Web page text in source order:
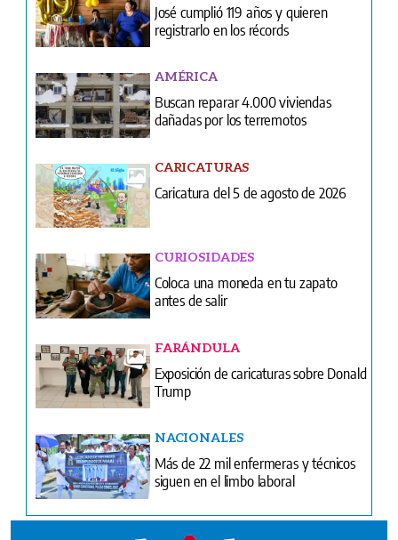
José cumplió 119 años y quieren
registrarlo en los récords
AMÉRICA
Buscan reparar 4.000 viviendas
dañadas por los terremotos
CARICATURAS
Caricatura del 5 de agosto de 2026
CURIOSIDADES
Coloca una moneda en tu zapato
antes de salir
FARÁNDULA
Exposición de caricaturas sobre Donald
Trump
NACIONALES
Más de 22 mil enfermeras y técnicos
siguen en el limbo laboral